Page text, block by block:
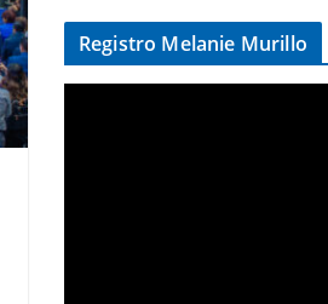
Registro Melanie Murillo